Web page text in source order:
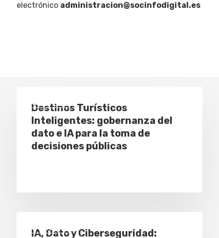
electrónico administracion@socinfodigital.es
Eventos
Destinos Turísticos
Inteligentes: gobernanza del
dato e IA para la toma de
decisiones públicas
Eventos
IA, Dato y Ciberseguridad: